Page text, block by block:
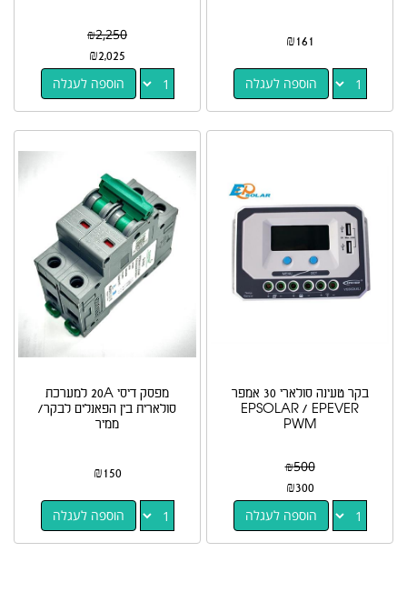
₪161
הוספה לעגלה
₪2,250
₪2,025
הוספה לעגלה
בקר טעינה סולארי 30 אמפר
EPSOLAR / EPEVER
PWM
₪500
₪300
הוספה לעגלה
מפסק דיסי 20A למערכת
סולארית בין הפאנלים לבקר/
ממיר
₪150
הוספה לעגלה